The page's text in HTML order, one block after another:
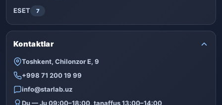
ESET 7
Kontaktlar
Toshkent, Chilonzor E, 9
+998 71 200 19 99
info@starlab.uz
Du — Ju 09:00–18:00, tanaffus 13:00–14:00